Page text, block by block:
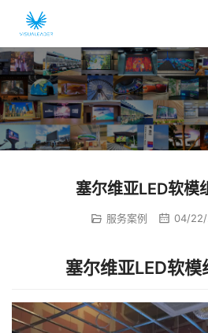
塞尔维亚LED软模
服务案例 04/
塞尔维亚LED软模